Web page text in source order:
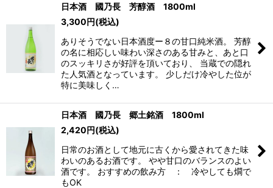
日本酒 國乃長 芳醇酒 1800ml
3,300円(税込)
ありそうでない日本酒度ー８の甘口純米酒。 芳醇
の名に相応しい味わい深さのある甘みと、あと口
のスッキリさが好評を頂いており、 当蔵での隠れ
た人気酒となっています。 少しだけ冷やした位が
特に美味しく…
日本酒 國乃長 郷土銘酒 1800ml
2,420円(税込)
日常のお酒として地元に古くから愛されてきた味
わいのあるお酒です。 やや甘口のバランスのよい
酒です。 おすすめの飲み方 ： 冷やしても燗で
もOK